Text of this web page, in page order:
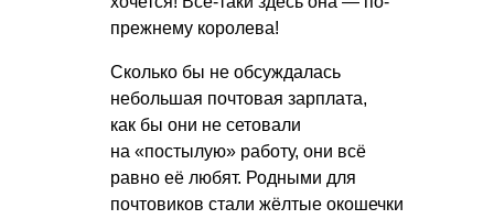
прежнему королева!
Сколько бы не обсуждалась
небольшая почтовая зарплата,
как бы они не сетовали
на «постылую» работу, они всё
равно её любят. Родными для
почтовиков стали жёлтые окошечки